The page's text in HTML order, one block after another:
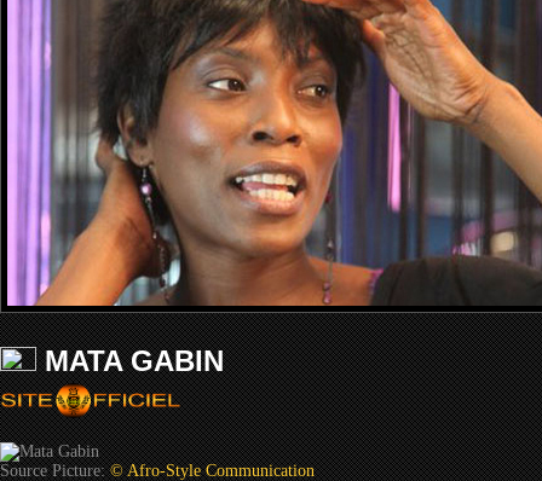
MATA GABIN
Source Picture:© Afro-Style Communication